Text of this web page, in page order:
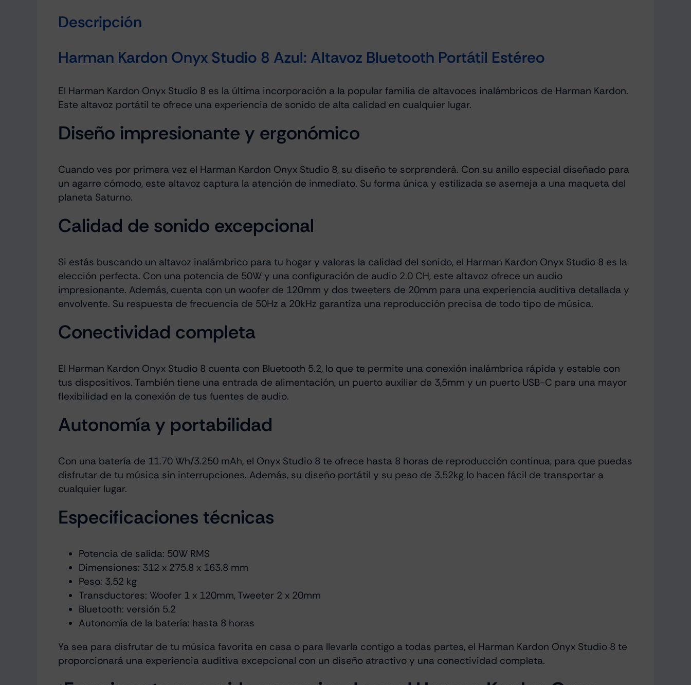
Descripción
Harman Kardon Onyx Studio 8 Azul: Altavoz Bluetooth Portátil Estéreo
El Harman Kardon Onyx Studio 8 es la última incorporación a la popular familia de altavoces inalámbricos de Harman Kardon.
Este altavoz portátil te ofrece una experiencia de sonido de alta calidad en cualquier lugar.
Diseño impresionante y ergonómico
Cuando ves por primera vez el Harman Kardon Onyx Studio 8, su diseño te sorprenderá. Con su anillo especial diseñado para
un agarre cómodo, este altavoz captura la atención de inmediato. Su forma única y estilizada se asemeja a una maqueta del
planeta Saturno.
Calidad de sonido excepcional
Si estás buscando un altavoz inalámbrico para tu hogar y valoras la calidad del sonido, el Harman Kardon Onyx Studio 8 es la
elección perfecta. Con una potencia de 50W y una configuración de audio 2.0 CH, este altavoz ofrece un audio
impresionante. Además, cuenta con un woofer de 120mm y dos tweeters de 20mm para una experiencia auditiva detallada y
envolvente. Su respuesta de frecuencia de 50Hz a 20kHz garantiza una reproducción precisa de todo tipo de música.
Conectividad completa
El Harman Kardon Onyx Studio 8 cuenta con Bluetooth 5.2, lo que te permite una conexión inalámbrica rápida y estable con
tus dispositivos. También tiene una entrada de alimentación, un puerto auxiliar de 3,5mm y un puerto USB-C para una mayor
flexibilidad en la conexión de tus fuentes de audio.
Autonomía y portabilidad
Con una batería de 11.70 Wh/3.250 mAh, el Onyx Studio 8 te ofrece hasta 8 horas de reproducción continua, para que puedas
disfrutar de tu música sin interrupciones. Además, su diseño portátil y su peso de 3.52kg lo hacen fácil de transportar a
cualquier lugar.
Especificaciones técnicas
Potencia de salida: 50W RMS
Dimensiones: 312 x 275.8 x 163.8 mm
Peso: 3.52 kg
Transductores: Woofer 1 x 120mm, Tweeter 2 x 20mm
Bluetooth: versión 5.2
Autonomía de la batería: hasta 8 horas
Ya sea para disfrutar de tu música favorita en casa o para llevarla contigo a todas partes, el Harman Kardon Onyx Studio 8 te
proporcionará una experiencia auditiva excepcional con un diseño atractivo y una conectividad completa.